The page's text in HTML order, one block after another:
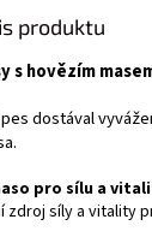
produktu
s hovězím
dostával
pro sílu a
zdroj síly a vitality